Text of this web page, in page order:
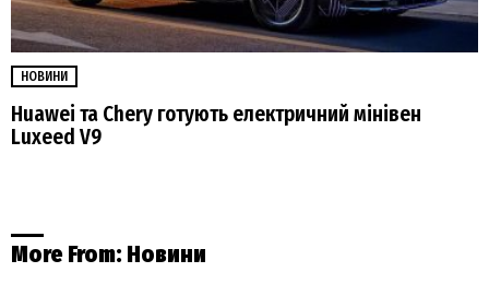
НОВИНИ
Huawei та Chery готують електричний мінівен
Luxeed V9
More From: Новини